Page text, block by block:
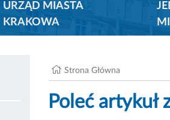
URZĄD MIASTA
KRAKOWA
Strona Główna
Poleć artykuł